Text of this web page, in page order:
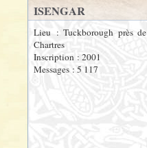
ISENGAR
Lieu : Tuckborough près de
Chartres
Inscription : 2001
Messages : 5 117